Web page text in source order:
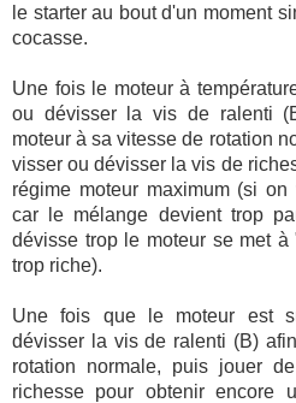
le starter au bout d'un moment
cocasse.
Une fois le moteur à
ou dévisser la vis de ralenti
moteur à sa vitesse de rotation
visser ou dévisser la vis de
régime moteur maximum (si
car le mélange devient trop
dévisse trop le moteur se met
trop riche).
Une fois que le moteur est
dévisser la vis de ralenti (B)
rotation normale, puis jouer
richesse pour obtenir encore